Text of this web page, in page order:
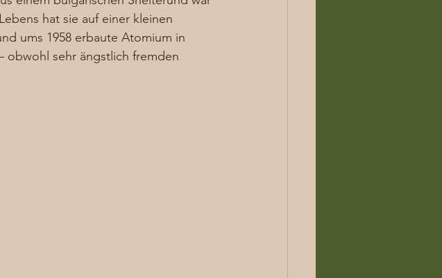
hat sie auf einer kleinen
ums 1958 erbaute Atomium in
obwohl sehr ängstlich fremden